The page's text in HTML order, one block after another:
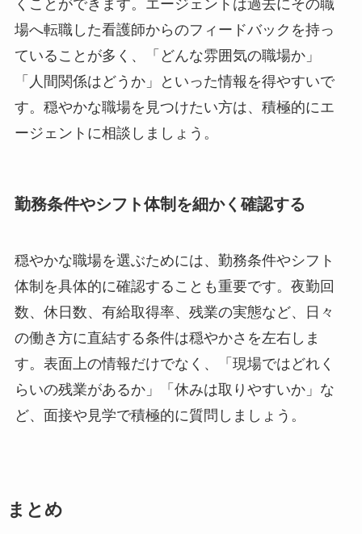
くことができます。エージェントは過去にその職
場へ転職した看護師からのフィードバックを持っ
ていることが多く、「どんな雰囲気の職場か」
「人間関係はどうか」といった情報を得やすいで
す。穏やかな職場を見つけたい方は、積極的にエ
ージェントに相談しましょう。
勤務条件やシフト体制を細かく確認する
穏やかな職場を選ぶためには、勤務条件やシフト
体制を具体的に確認することも重要です。夜勤回
数、休日数、有給取得率、残業の実態など、日々
の働き方に直結する条件は穏やかさを左右しま
す。表面上の情報だけでなく、「現場ではどれく
らいの残業があるか」「休みは取りやすいか」な
ど、面接や見学で積極的に質問しましょう。
まとめ